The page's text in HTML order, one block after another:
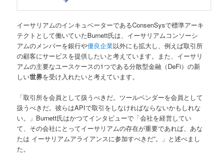
イーサリアムのインキュベーターであるConsenSysで標準アーキ
テクトとして働いていたBurnett氏は、イーサリアムコンソーシ
アムのメンバーを銀行や優良企業以外にも拡大し、例えば取引所
の顧客にサービスを提供したいと考えています。また、イーサリ
アムの主要なユースケースの1つである分散型金融（DeFi）の新
しい世界を受け入れたいと考えています。
「取引所を会員として扱うべきだ。ツールベンダーを会員として
扱うべきだ。彼らはAPIで取引をしなければならないかもしれな
い。」Burnett氏はかつてインタビューで「会社を経営してい
て、その会社にとってイーサリアムの存在が重要であれば、あな
たは イーサリアムアライアンスに参加すべきだ”。」と述べまし
た。